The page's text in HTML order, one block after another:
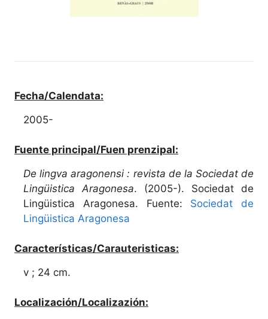
Fecha/Calendata:
2005-
Fuente principal/Fuen prenzipal:
De lingva aragonensi : revista de la Sociedat de
Lingüistica Aragonesa. (2005-). Sociedat de
Lingüistica Aragonesa. Fuente: Sociedat de
Lingüistica Aragonesa
Características/Carauteristicas:
v ; 24 cm.
Localización/Localizazión: